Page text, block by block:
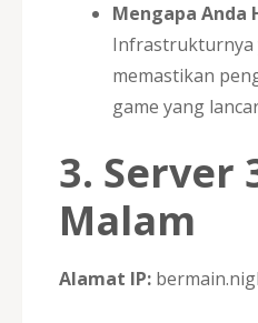
Mengapa Anda
Infrastrukturnya
memastikan
game yang
3. Server
Malam
Alamat IP: